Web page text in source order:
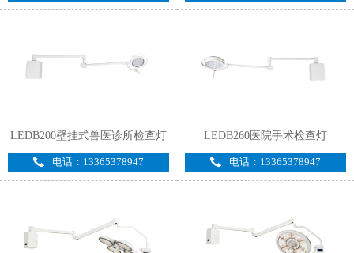
LEDB200壁挂式兽医诊所检查灯
电话：13365378947
LEDB260医院手术检查灯
电话：13365378947